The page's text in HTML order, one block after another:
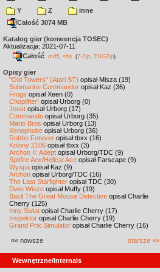
Y
Z
inne
Całość 3074 MB
Katalog gier (konwencja TOSEC)
Aktualizacja: 2021-07-11
Całość md5 sha (7-Zip TUGZip)
Opisy gier
"Old Towers" (Atari ST) opisał Misza (19)
Submarine Commander opisał Kaz (36)
Frogs opisał Xeen (0)
Choplifter! opisał Urborg (0)
Joust opisał Urborg (17)
Commando opisał Urborg (35)
Mario Bros opisał Urborg (13)
Xenophobe opisał Urborg (36)
Robbo Forever opisał tbxx (16)
Kolony 2106 opisał tbxx (3)
Archon II: Adept opisał Urborg/TDC (9)
Spitfire Ace/Hellcat Ace opisał Farscape (9)
Wyspa opisał Kaz (9)
Archon opisał Urborg/TDC (16)
The Last Starfighter opisał TDC (30)
Dwie Wieże opisał Muffy (19)
Basil The Great Mouse Detective opisał Charlie
Cherry (125)
Inny Świat opisał Charlie Cherry (17)
Inspektor opisał Charlie Cherry (19)
Grand Prix Simulator opisał Charlie Cherry (16)
«« nowsze starsze »»
Wewnętrzne/Internals